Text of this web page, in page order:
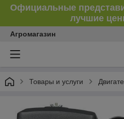
Официальные
лучшие
Агромагазин
Товары и услуги